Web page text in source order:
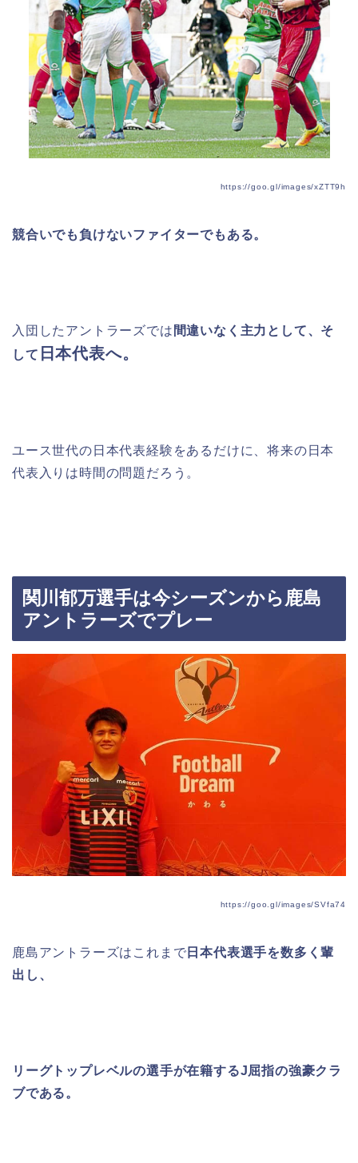
https://goo.gl/images/xZTT9h
競合いでも負けないファイターでもある。
入団したアントラーズでは 間違いなく主力として、そ
して 日本代表へ。
ユース世代の日本代表経験をあるだけに、将来の日本
代表入りは時間の問題だろう。
関川郁万選手は今シーズンから鹿島
アントラーズでプレー
https://goo.gl/images/SVfa74
鹿島アントラーズはこれまで 日本代表選手を数多く輩
出し、
リーグトップレベルの選手が在籍するJ屈指の強豪クラ
ブである。